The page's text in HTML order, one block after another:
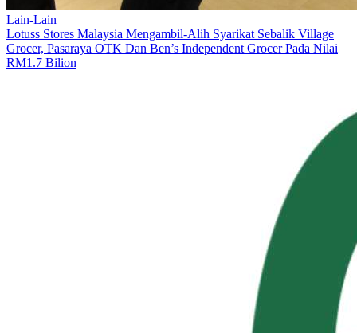
Lain-Lain
Lotuss Stores Malaysia Mengambil-Alih Syarikat Sebalik Village
Grocer, Pasaraya OTK Dan Ben’s Independent Grocer Pada Nilai
RM1.7 Bilion